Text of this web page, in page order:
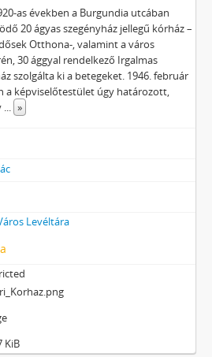
as években a Burgundia utcában
20 ágyas szegényház jellegű kórház –
Otthona-, valamint a város
30 ággyal rendelkező Irgalmas
szolgálta ki a betegeket. 1946. február
a képviselőtestület úgy határozott,
»
Levéltára
KiB